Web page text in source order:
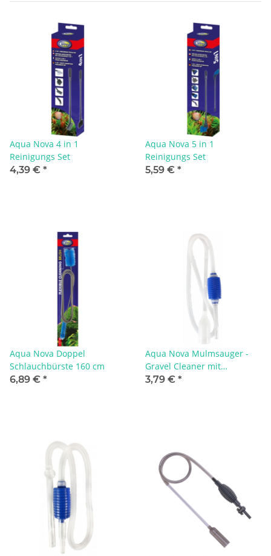
Aqua Nova 4 in 1
Reinigungs Set
4,39 € *
Aqua Nova 5 in 1
Reinigungs Set
5,59 € *
Aqua Nova Doppel
Schlauchbürste 160 cm
6,89 € *
Aqua Nova Mulmsauger -
Gravel Cleaner mit
Ansaugpumpe M
3,79 € *